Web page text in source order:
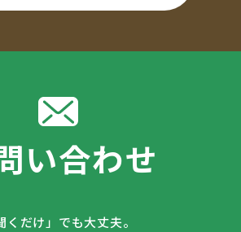
い合わせ
くだけ」でも大丈夫。